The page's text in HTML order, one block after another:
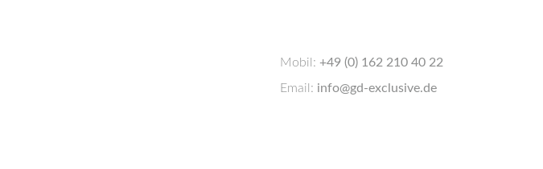
Mobil: +49 (0) 162 210 40 22
Email: info@gd-exclusive.de